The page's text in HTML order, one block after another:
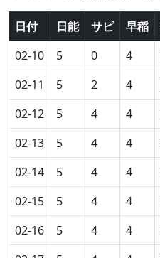
日付 日能 サピ 早稲
02-10
5 0 4
02-11
5 2 4
02-12
5 4 4
02-13
5 4 4
02-14
5 4 4
02-15
5 4 4
02-16
5 4 4